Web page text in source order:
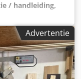
/ handleiding,
1350 mm
Zaagdiepte:
ja
Rapido-
Advertentie